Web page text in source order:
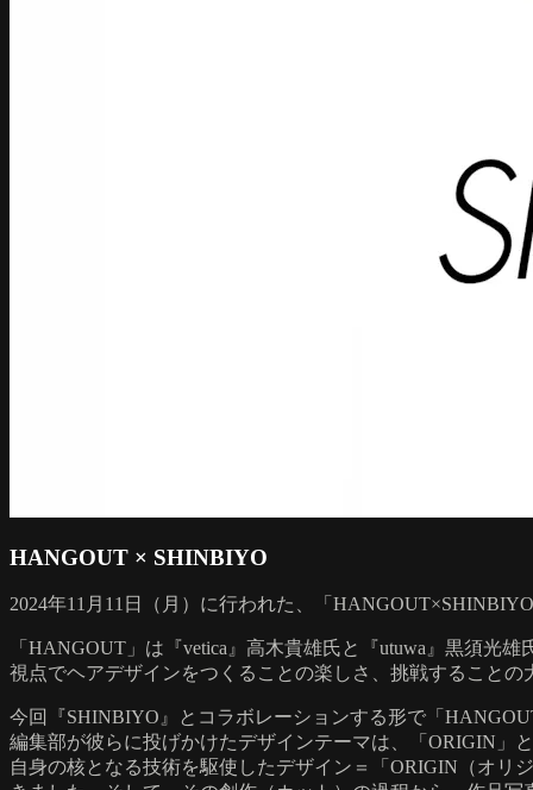
HANGOUT × SHINBIYO
2024年11月11日（月）に行われた、「
「HANGOUT」は『vetica』高木貴雄氏と『utuwa』黒須光
視点でヘアデザインをつくることの楽しさ、挑戦すること
今回『SHINBIYO』とコラボレーションする形で「
編集部が彼らに投げかけたデザインテーマは、「ORIGIN」
自身の核となる技術を駆使したデザイン＝「ORIGIN（オリ